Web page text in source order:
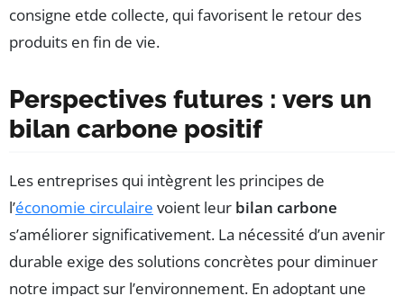
consigne etde collecte, qui favorisent le retour des
produits en fin de vie.
Perspectives futures : vers un
bilan carbone positif
Les entreprises qui intègrent les principes de
l’économie circulaire voient leur bilan carbone
s’améliorer significativement. La nécessité d’un avenir
durable exige des solutions concrètes pour diminuer
notre impact sur l’environnement. En adoptant une